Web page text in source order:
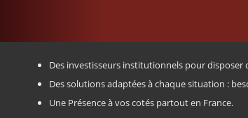
Des investisseurs institutionnels pour
Des solutions adaptées à chaque situation :
Une Présence à vos cotés partout en France.